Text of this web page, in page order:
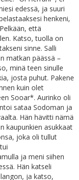
edessä, ja suuri
henkeni,
että
Katso, tuolla on
sinne. Salli
matkan päässä –
minä teen sinulle
josta puhut. Pakene
kuin olet
Sooar*. Aurinko oli
sataa Sodoman ja
Hän hävitti nämä
kaupunkien asukkaat
joka oli tullut
ja meni siihen
Hän katseli
ja katso,